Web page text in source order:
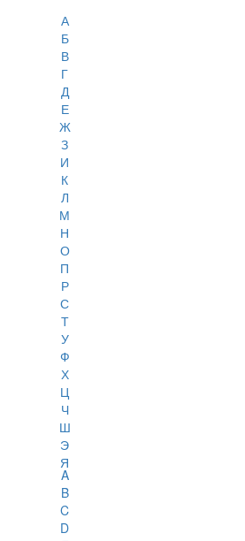
А
Б
В
Г
Д
Е
Ж
З
И
К
Л
М
Н
О
П
Р
С
Т
У
Ф
Х
Ц
Ч
Ш
Э
Я
A
B
C
D